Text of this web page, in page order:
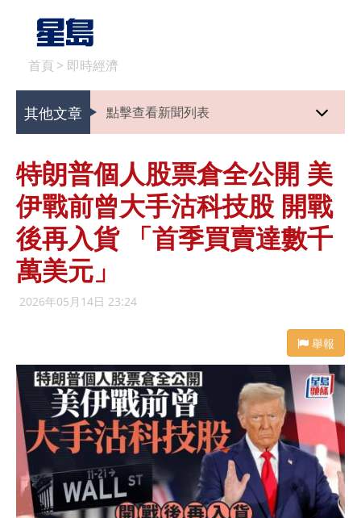
首頁 > 即時經濟
其他文章 點擊查看新聞列表
特朗普個人股票倉全公開 美
伊戰前曾大手沽科技股 開戰
後再入貨 「首季買賣達數千
萬美元」
2026年05月14日 23:24
舉報